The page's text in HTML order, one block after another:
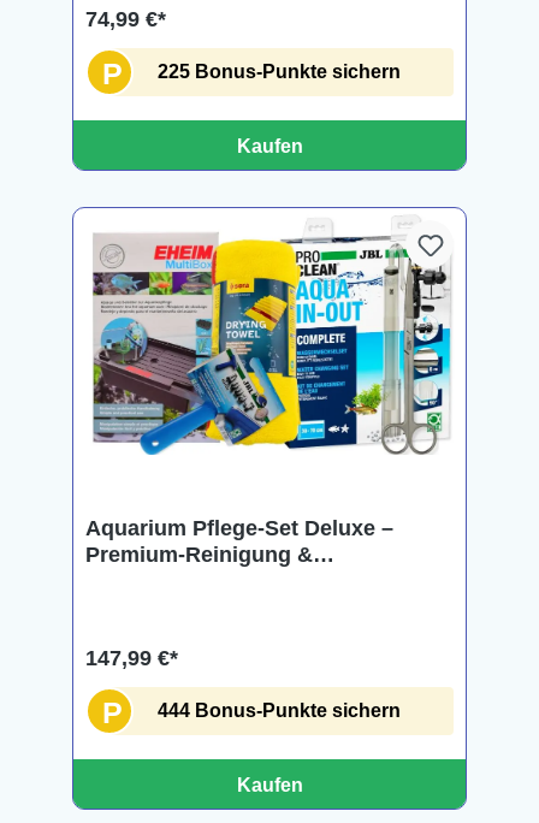
74,99 €*
P 225 Bonus-Punkte sichern
Kaufen
Aquarium Pflege-Set Deluxe –
Premium-Reinigung &
147,99 €*
P 444 Bonus-Punkte sichern
Kaufen